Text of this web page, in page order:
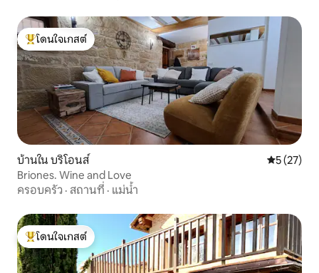
โดนใจเกสต์ที่สุด
โดนใจเกสต์
บ้านใน บริโอนส์ คะแนนเฉลี่
5 (27)
Briones. Wine and Love
ครอบครัว · สถานที่ · แม่น้ำ
โดนใจเกสต์ที่สุด
โดนใจเกสต์